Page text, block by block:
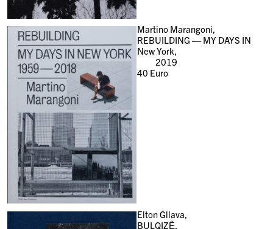
Martino Marangoni,
REBUILDING — MY DAYS IN
New York,
2019
40 Euro
Elton Gllava,
BULQIZË,